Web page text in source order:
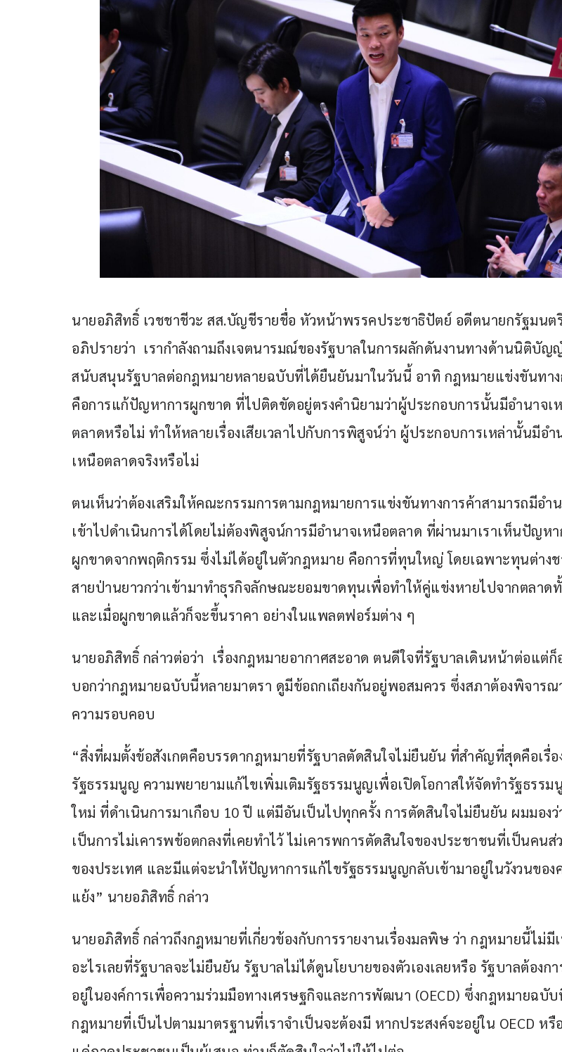
นายอภิสิทธิ์ เวชชาชีวะ สส.บัญชีรายชื่อ หัวหน้าพรรคประชาธิปัตย์ อดีตนายกรัฐมนต
อภิปรายว่า  เรากำลังถามถึงเจตนารมณ์ของรัฐบาลในการผลักดันงานทางด้านนิติบัญ
สนับสนุนรัฐบาลต่อกฎหมายหลายฉบับที่ได้ยืนยันมาในวันนี้ อาทิ กฎหมายแข่งขันทาง
คือการแก้ปัญหาการผูกขาด ที่ไปติดขัดอยู่ตรงคำนิยามว่าผู้ประกอบการนั้นมีอำนาจเ
ตลาดหรือไม่ ทำให้หลายเรื่องเสียเวลาไปกับการพิสูจน์ว่า ผู้ประกอบการเหล่านั้นมีอำ
เหนือตลาดจริงหรือไม่
ตนเห็นว่าต้องเสริมให้คณะกรรมการตามกฎหมายการแข่งขันทางการค้าสามารถมีอำ
เข้าไปดำเนินการได้โดยไม่ต้องพิสูจน์การมีอำนาจเหนือตลาด ที่ผ่านมาเราเห็นปัญหา
ผูกขาดจากพฤติกรรม ซึ่งไม่ได้อยู่ในตัวกฎหมาย คือการที่ทุนใหญ่ โดยเฉพาะทุนต่าง
สายป่านยาวกว่าเข้ามาทำธุรกิจลักษณะยอมขาดทุนเพื่อทำให้คู่แข่งหายไปจากตลาด
และเมื่อผูกขาดแล้วก็จะขึ้นราคา อย่างในแพลตฟอร์มต่าง ๆ
นายอภิสิทธิ์ กล่าวต่อว่า  เรื่องกฎหมายอากาศสะอาด ตนดีใจที่รัฐบาลเดินหน้าต่อแต่ก็
บอกว่ากฎหมายฉบับนี้หลายมาตรา ดูมีข้อถกเถียงกันอยู่พอสมควร ซึ่งสภาต้องพิจารณ
ความรอบคอบ
“สิ่งที่ผมตั้งข้อสังเกตคือบรรดากฎหมายที่รัฐบาลตัดสินใจไม่ยืนยัน ที่สำคัญที่สุดคือเรื่อ
รัฐธรรมนูญ ความพยายามแก้ไขเพิ่มเติมรัฐธรรมนูญเพื่อเปิดโอกาสให้จัดทำรัฐธรร
ใหม่ ที่ดำเนินการมาเกือบ 10 ปี แต่มีอันเป็นไปทุกครั้ง การตัดสินใจไม่ยืนยัน ผมมองว่
เป็นการไม่เคารพข้อตกลงที่เคยทำไว้ ไม่เคารพการตัดสินใจของประชาชนที่เป็นคน
ของประเทศ และมีแต่จะนำให้ปัญหาการแก้ไขรัฐธรรมนูญกลับเข้ามาอยู่ในวังวนของ
แย้ง” นายอภิสิทธิ์ กล่าว
นายอภิสิทธิ์ กล่าวถึงกฎหมายที่เกี่ยวข้องกับการรายงานเรื่องมลพิษ ว่า กฎหมายนี้ไม่มี
อะไรเลยที่รัฐบาลจะไม่ยืนยัน รัฐบาลไม่ได้ดูนโยบายของตัวเองเลยหรือ รัฐบาลต้องกา
อยู่ในองค์การเพื่อความร่วมมือทางเศรษฐกิจและการพัฒนา (OECD) ซึ่งกฎหมายฉบั
กฎหมายที่เป็นไปตามมาตรฐานที่เราจำเป็นจะต้องมี หากประสงค์จะอยู่ใน OECD หรื